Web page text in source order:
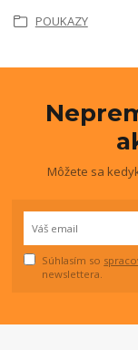
POUKAZY
Môžete sa
Súhlasím so
newslettera.